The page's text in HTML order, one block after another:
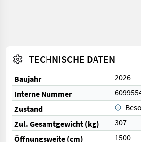
TECHNISCHE DATEN
Baujahr
2026
Interne Nummer
Zustand
Zul. Gesamtgewicht (kg)
307
Öffnungsweite (cm)
1500